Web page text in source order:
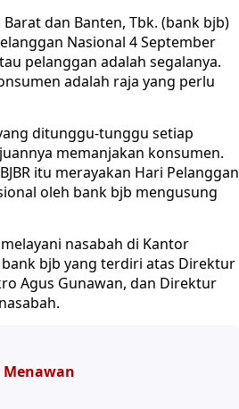
Barat dan Banten, Tbk. (bank bjb)
Nasional 4 September
pelanggan adalah segalanya.
adalah raja yang perlu
ditunggu-tunggu setiap
memanjakan konsumen.
itu merayakan Hari Pelanggan
oleh bank bjb mengusung
nasabah di Kantor
bank bjb yang terdiri atas Direktur
Agus Gunawan, dan Direktur